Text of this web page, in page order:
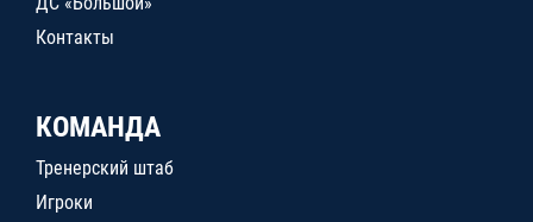
Контакты
КОМАНДА
Тренерский штаб
Игроки